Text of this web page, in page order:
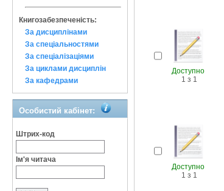
Книгозабезпеченість:
За дисциплінами
За спеціальностями
За спеціалізаціями
За циклами дисциплін
За кафедрами
Особистий кабінет:
Штрих-код
Ім'я читача
Доступно
1 з 1
Доступно
1 з 1